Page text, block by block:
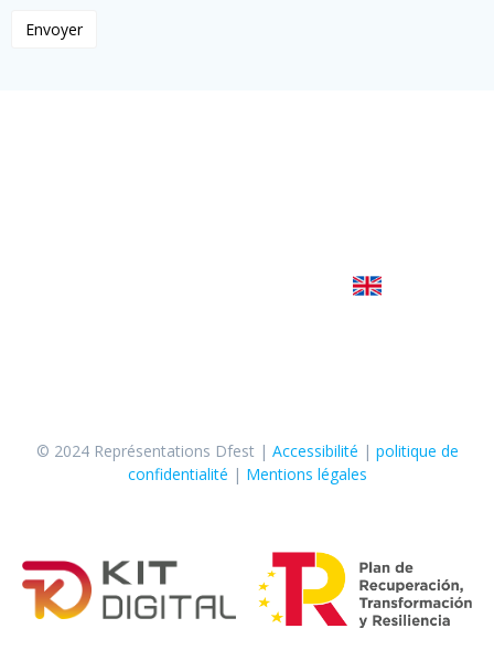
© 2024 Représentations Dfest | Accessibilité | politique de
confidentialité | Mentions légales